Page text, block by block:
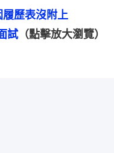
歷表沒附上
試 （點擊放大瀏覽）